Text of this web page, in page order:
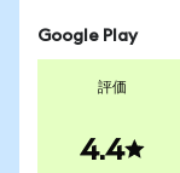
Google Play
評価
4.4